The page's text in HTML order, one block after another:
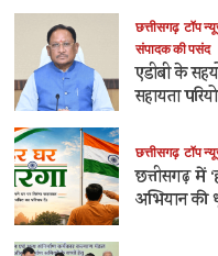
छत्तीसगढ़ टॉप
संपादक की पसंद
एडीबी के
सहायता
छत्तीसगढ़ टॉप
छत्तीसगढ़ में
अभियान की